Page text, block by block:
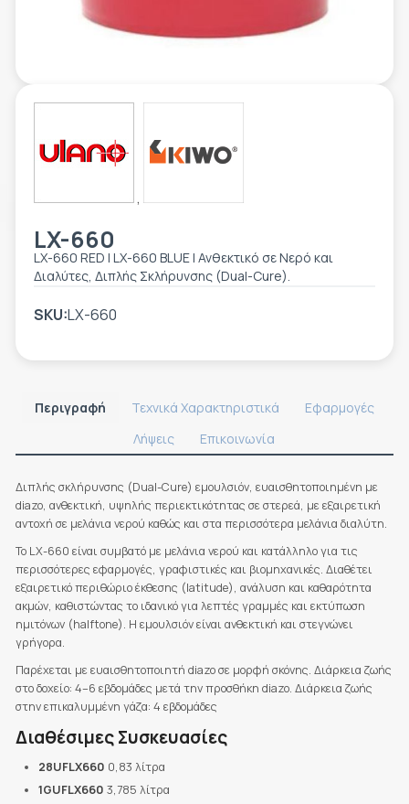
ΕΡΓΑΛΕΊΑ - ΑΞΕΣΟΥΆΡ
ΚΑΤΑ ΠΑΡΑΓΓΕΛΊΑ
ΜΕΤΑΧΕΙΡΙΣΜΈΝΑ
ΕΤΙΚΈΤΑ - ΕΎΚΑΜΠΤΗ ΣΥΣΚΕΥΑΣΊΑ
,
LX-660
LX-660 RED | LX-660 BLUE | Ανθεκτικό σε Νερό και
Διαλύτες, Διπλής Σκλήρυνσης (Dual-Cure).
SKU:LX-660
Περιγραφή
Τεχνικά Χαρακτηριστικά
Λήψεις
Επικοινωνία
Εφαρμογές
Διπλής σκλήρυνσης (Dual-Cure) εμουλσιόν, ευαισθητοποιημένη με
diazo, ανθεκτική, υψηλής περιεκτικότητας σε στερεά, με εξαιρετική
αντοχή σε μελάνια νερού καθώς και στα περισσότερα μελάνια διαλύτη.
Το LX-660 είναι συμβατό με μελάνια νερού και κατάλληλο για τις
περισσότερες εφαρμογές, γραφιστικές και βιομηχανικές. Διαθέτει
εξαιρετικό περιθώριο έκθεσης (latitude), ανάλυση και καθαρότητα
ακμών, καθιστώντας το ιδανικό για λεπτές γραμμές και εκτύπωση
ημιτόνων (halftone). Η εμουλσιόν είναι ανθεκτική και στεγνώνει
γρήγορα.
Παρέχεται με ευαισθητοποιητή diazo σε μορφή σκόνης. Διάρκεια ζωής
στο δοχείο: 4–6 εβδομάδες μετά την προσθήκη diazo. Διάρκεια ζωής
στην επικαλυμμένη γάζα: 4 εβδομάδες
Διαθέσιμες Συσκευασίες
28UFLX660 0,83 λίτρα
1GUFLX660 3,785 λίτρα